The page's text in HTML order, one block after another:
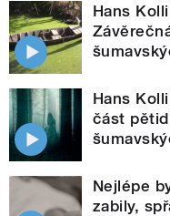
Hans
Hans
část
Nejlépe
zabily,